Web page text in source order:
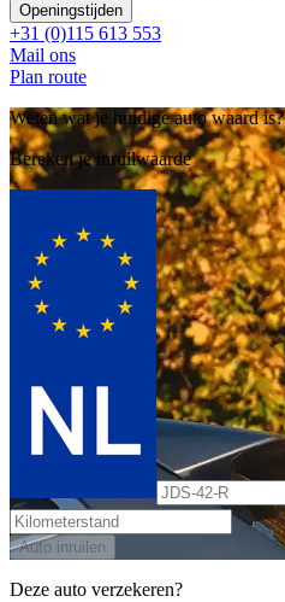
Openingstijden
+31 (0)115 613 553
Mail ons
Plan route
Weten wat je huidige auto waard is?
Bereken je inruilwaarde
Auto inruilen
Deze auto verzekeren?